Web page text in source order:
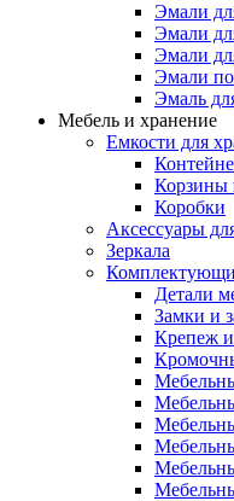
Эмали
Эмали
Эмали
Эмали
Эмаль
Мебель и хранение
Емкости для
Корзины
Коробки
Аксессуары
Зеркала
Детали
Замки и
Крепеж